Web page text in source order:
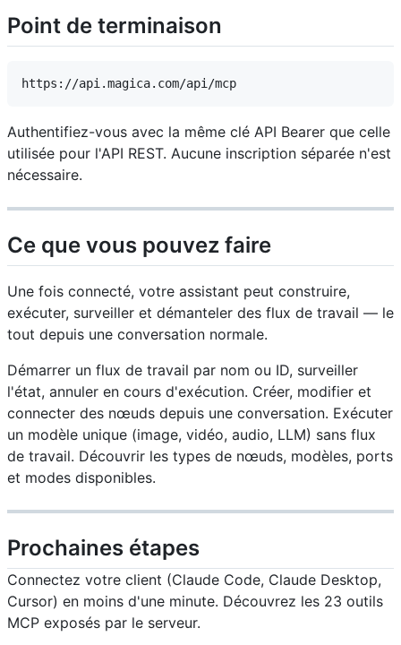
Point de terminaison
Authentifiez-vous avec la même clé API Bearer que celle
utilisée pour l'API REST. Aucune inscription séparée n'est
nécessaire.
Ce que vous pouvez faire
Une fois connecté, votre assistant peut construire,
exécuter, surveiller et démanteler des flux de travail — le
tout depuis une conversation normale.
Démarrer un flux de travail par nom ou ID, surveiller
l'état, annuler en cours d'exécution. Créer, modifier et
connecter des nœuds depuis une conversation. Exécuter
un modèle unique (image, vidéo, audio, LLM) sans flux
de travail. Découvrir les types de nœuds, modèles, ports
et modes disponibles.
Prochaines étapes
Connectez votre client (Claude Code, Claude Desktop,
Cursor) en moins d'une minute. Découvrez les 23 outils
MCP exposés par le serveur.